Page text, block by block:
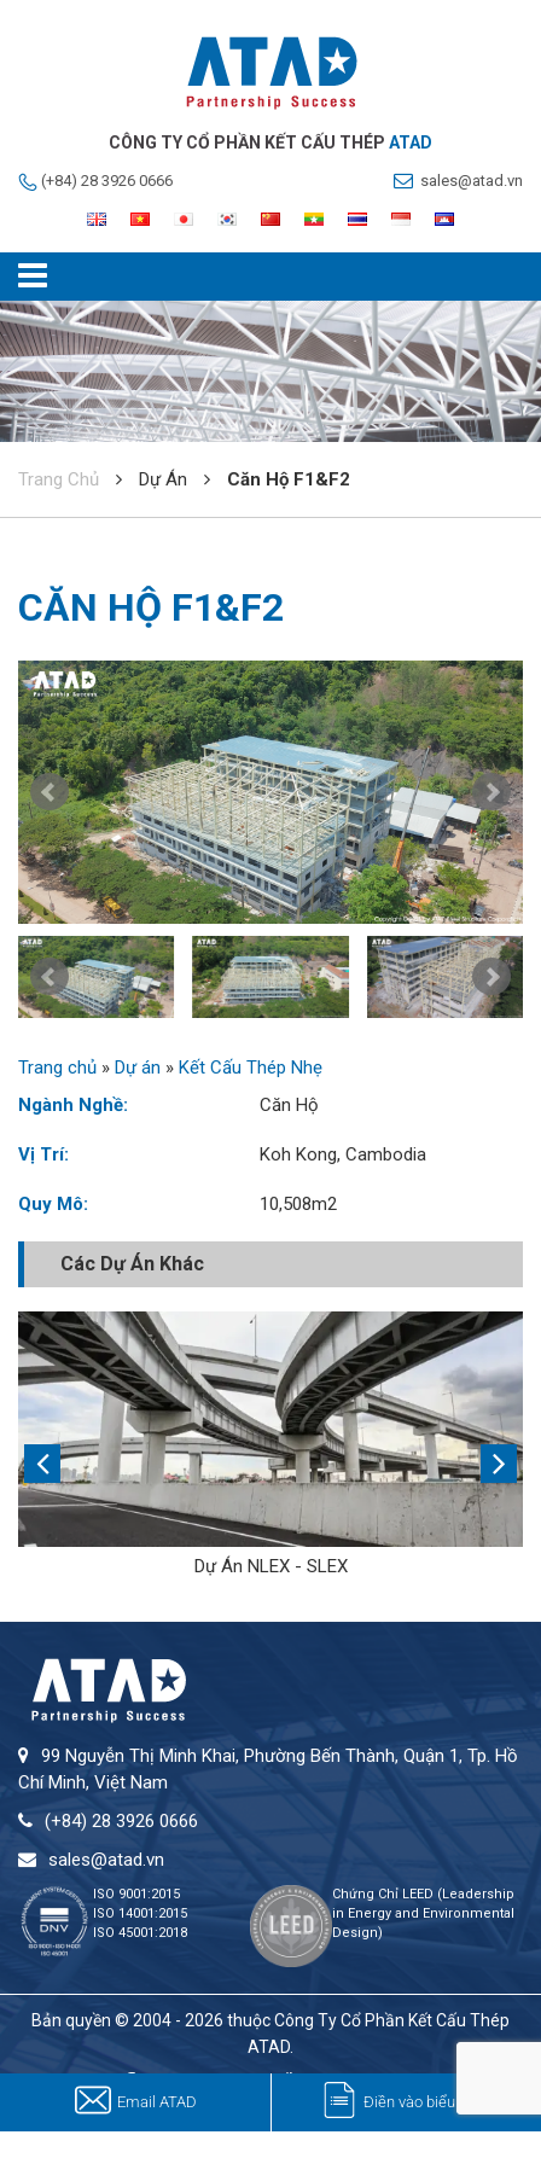
CÔNG TY CỔ PHẦN KẾT CẤU THÉP ATAD
(+84) 28 3926 0666 sales@atad.vn
Trang Chủ Dự Án Căn Hộ F1&F2
CĂN HỘ F1&F2
Trang chủ » Dự án » Kết Cấu Thép Nhẹ
Ngành Nghề:
Căn Hộ
Vị Trí: Koh Kong, Cambodia
Quy Mô: 10,508m2
Các Dự Án Khác
Dự Án NLEX - SLEX
99 Nguyễn Thị Minh Khai, Phường Bến Thành, Quận 1, Tp. Hồ
Chí Minh, Việt Nam
(+84) 28 3926 0666
sales@atad.vn
ISO 9001:2015
ISO 14001:2015
ISO 45001:2018
Chứng Chỉ LEED (Leadership
in Energy and Environmental
Design)
Bản quyền © 2004 - 2026 thuộc Công Ty Cổ Phần Kết Cấu Thép
ATAD.
Email ATAD Điền vào biểu mẫu